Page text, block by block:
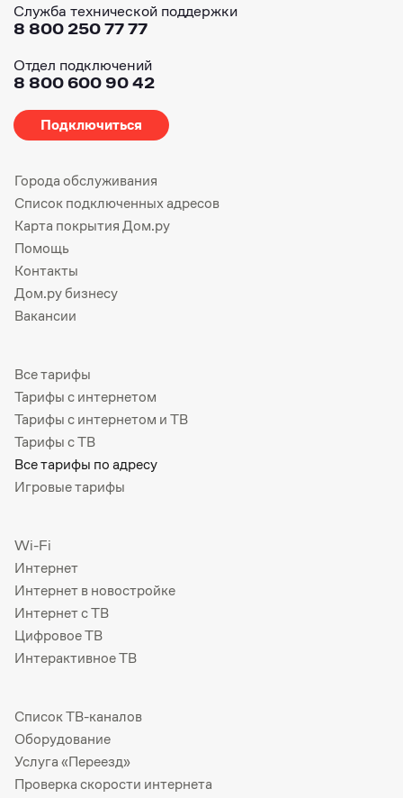
Служба технической поддержки
8 800 250 77 77
Отдел подключений
8 800 600 90 42
Подключиться
Города обслуживания
Список подключенных адресов
Карта покрытия Дом.ру
Помощь
Контакты
Дом.ру бизнесу
Вакансии
Все тарифы
Тарифы с интернетом
Тарифы с интернетом и ТВ
Тарифы с ТВ
Все тарифы по адресу
Игровые тарифы
Wi-Fi
Интернет
Интернет в новостройке
Интернет с ТВ
Цифровое ТВ
Интерактивное ТВ
Список ТВ-каналов
Оборудование
Услуга «Переезд»
Проверка скорости интернета